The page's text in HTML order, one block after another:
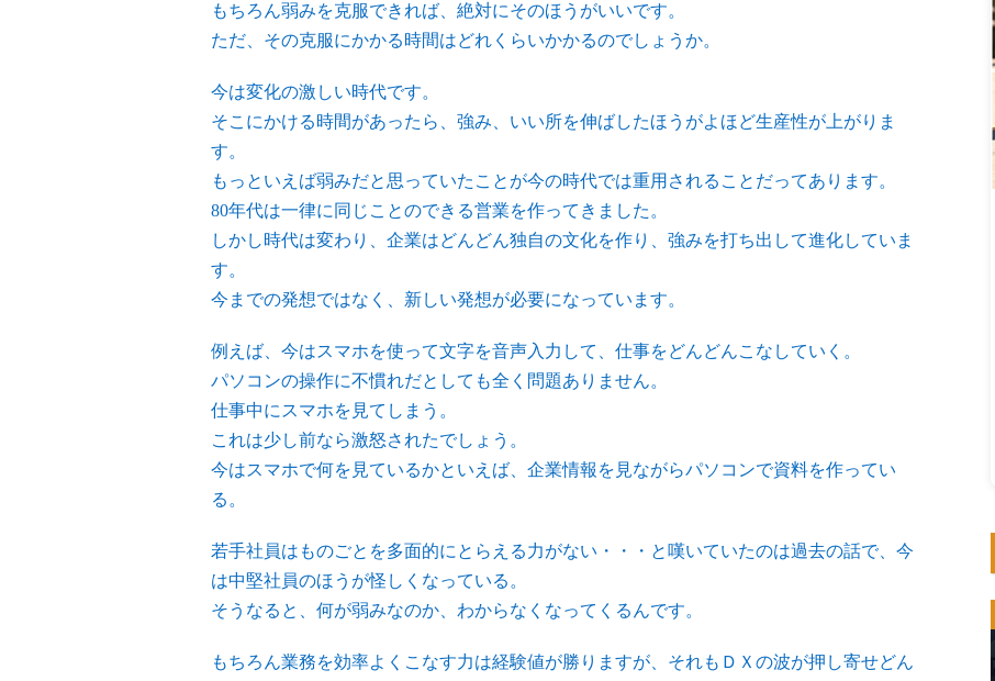
もちろん弱みを克服できれば、絶対にそのほうがいいです。
ただ、その克服にかかる時間はどれくらいかかるのでしょうか。
今は変化の激しい時代です。
そこにかける時間があったら、強み、いい所を伸ばしたほうがよほど生産性が上がりま
す。
もっといえば弱みだと思っていたことが今の時代では重用されることだってあります。
80年代は一律に同じことのできる営業を作ってきました。
しかし時代は変わり、企業はどんどん独自の文化を作り、強みを打ち出して進化していま
す。
今までの発想ではなく、新しい発想が必要になっています。
例えば、今はスマホを使って文字を音声入力して、仕事をどんどんこなしていく。
パソコンの操作に不慣れだとしても全く問題ありません。
仕事中にスマホを見てしまう。
これは少し前なら激怒されたでしょう。
今はスマホで何を見ているかといえば、企業情報を見ながらパソコンで資料を作ってい
る。
若手社員はものごとを多面的にとらえる力がない・・・と嘆いていたのは過去の話で、今
は中堅社員のほうが怪しくなっている。
そうなると、何が弱みなのか、わからなくなってくるんです。
もちろん業務を効率よくこなす力は経験値が勝りますが、それもＤＸの波が押し寄せどん